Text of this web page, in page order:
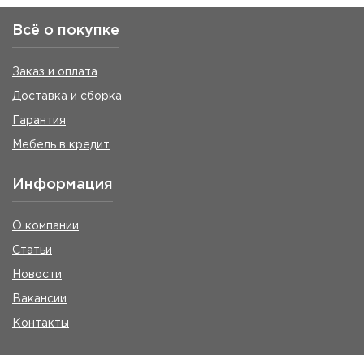
Всё о покупке
Заказ и оплата
Доставка и сборка
Гарантия
Мебель в кредит
Информация
О компании
Статьи
Новости
Вакансии
Контакты